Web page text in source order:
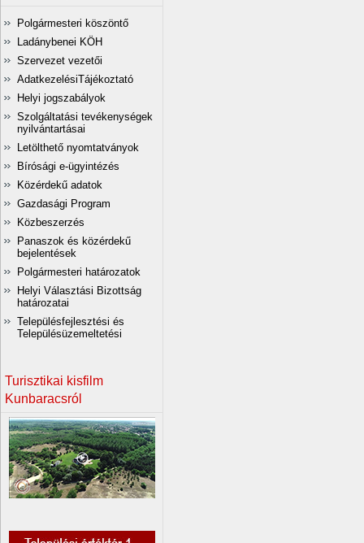
Polgármesteri köszöntő
Ladánybenei KÖH
Szervezet vezetői
AdatkezelésiTájékoztató
Helyi jogszabályok
Szolgáltatási tevékenységek
nyilvántartásai
Letölthető nyomtatványok
Bírósági e-ügyintézés
Közérdekű adatok
Gazdasági Program
Közbeszerzés
Panaszok és közérdekű
bejelentések
Polgármesteri határozatok
Helyi Választási Bizottság
határozatai
Településfejlesztési és
Településüzemeltetési
Turisztikai kisfilm
Kunbaracsról